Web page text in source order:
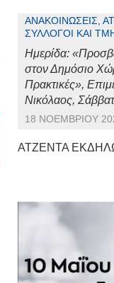
ΑΝΑΚΟΙΝΏΣΕΙΣ,
ΣΎΛΛΟΓΟΙ ΚΑΙ
Ημερίδα:
στον Δημόσιο
Πρακτικές»,
Νικόλαος,
18 ΝΟΕΜΒΡΊΟΥ
ΑΤΖΕΝΤΑ